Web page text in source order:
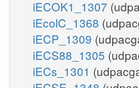
iECOK1_1307
iEcolC_1368
iECP_1309
iECS88_1305
iECs_1301